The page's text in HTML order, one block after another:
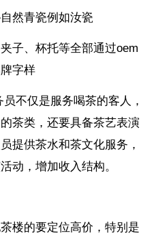
然青瓷例如汝瓷
子、杯托等全部通过oem
字样
不仅是服务喝茶的客人，
茶类，还要具备茶艺表演
提供茶水和茶文化服务，
动，增加收入结构。
楼的要定位高价，特别是